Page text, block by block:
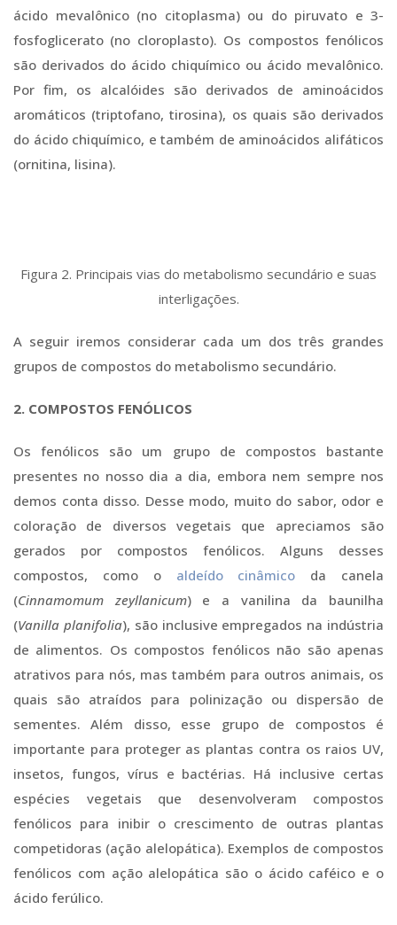
ácido mevalônico (no citoplasma) ou do piruvato e 3-
fosfoglicerato (no cloroplasto). Os compostos fenólicos
são derivados do ácido chiquímico ou ácido mevalônico.
Por fim, os alcalóides são derivados de aminoácidos
aromáticos (triptofano, tirosina), os quais são derivados
do ácido chiquímico, e também de aminoácidos alifáticos
(ornitina, lisina).
Figura 2. Principais vias do metabolismo secundário e suas
interligações.
A seguir iremos considerar cada um dos três grandes
grupos de compostos do metabolismo secundário.
2. COMPOSTOS FENÓLICOS
Os fenólicos são um grupo de compostos bastante
presentes no nosso dia a dia, embora nem sempre nos
demos conta disso. Desse modo, muito do sabor, odor e
coloração de diversos vegetais que apreciamos são
gerados por compostos fenólicos. Alguns desses
compostos, como o aldeído cinâmico da canela
(Cinnamomum zeyllanicum) e a vanilina da baunilha
(Vanilla planifolia), são inclusive empregados na indústria
de alimentos. Os compostos fenólicos não são apenas
atrativos para nós, mas também para outros animais, os
quais são atraídos para polinização ou dispersão de
sementes. Além disso, esse grupo de compostos é
importante para proteger as plantas contra os raios UV,
insetos, fungos, vírus e bactérias. Há inclusive certas
espécies vegetais que desenvolveram compostos
fenólicos para inibir o crescimento de outras plantas
competidoras (ação alelopática). Exemplos de compostos
fenólicos com ação alelopática são o ácido caféico e o
ácido ferúlico.